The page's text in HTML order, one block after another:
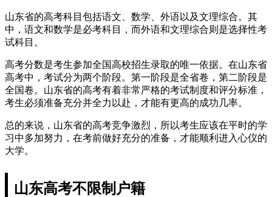
山东省的高考科目包括语文、数学、外语以及文理综合。其
中，语文和数学是必考科目，而外语和文理综合则是选择性考
试科目。
高考分数是考生参加全国高校招生录取的唯一依据。在山东省
高考中，考试分为两个阶段。第一阶段是全省卷，第二阶段是
全国卷。山东省的高考有着非常严格的考试制度和评分标准，
考生必须准备充分并全力以赴，才能有更高的成功几率。
总的来说，山东省的高考竞争激烈，所以考生应该在平时的学
习中多加努力，在考前做好充分的准备，才能顺利进入心仪的
大学。
山东高考不限制户籍